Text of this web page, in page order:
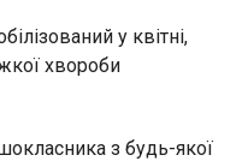
у квітні,
хвороби
з будь-якої